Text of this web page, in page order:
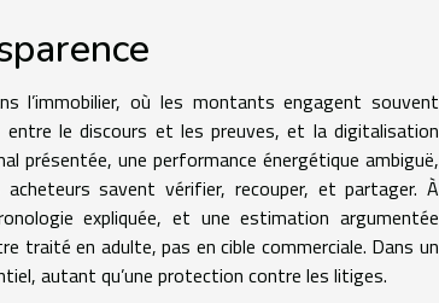
l’immobilier, où les montants engagent souvent
le discours et les preuves, et la digitalisation
présentée, une performance énergétique ambiguë,
savent vérifier, recouper, et partager. À
expliquée, et une estimation argumentée
traité en adulte, pas en cible commerciale. Dans un
autant qu’une protection contre les litiges.